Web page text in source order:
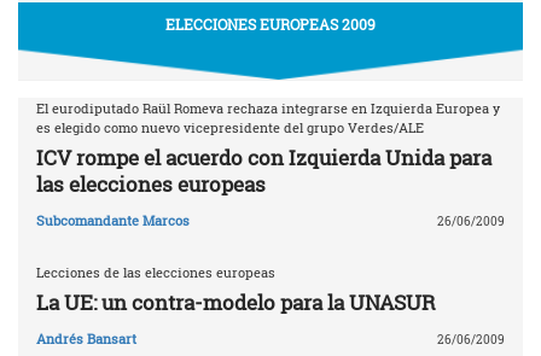
ELECCIONES EUROPEAS 2009
El eurodiputado Raül Romeva rechaza integrarse en Izquierda Europea y
es elegido como nuevo vicepresidente del grupo Verdes/ALE
ICV rompe el acuerdo con Izquierda Unida para
las elecciones europeas
Subcomandante Marcos 26/06/2009
Lecciones de las elecciones europeas
La UE: un contra-modelo para la UNASUR
Andrés Bansart 26/06/2009